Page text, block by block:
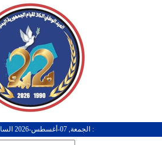
: الجمعة, 07-أغسطس-2026 الساعة: 08:26 م